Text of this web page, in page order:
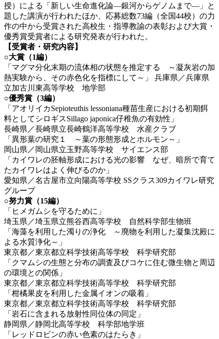
授）による「新しい生命進化論―銀河からゲノムまで―」と
題した講演が行われたほか、応募総数73編（全国44校）の力
作の中から受賞された高校生・指導教諭の表彰および大賞・
優秀賞受賞者による研究発表が行われた。
【受賞者・研究内容】
○大賞（1編）
「マグマ分化末期の流体相の状態を推定する ～凝灰岩の加
熱実験から、その赤色化を指標にして～」 兵庫県／兵庫県
立加古川東高等学校 地学部
○優秀賞（3編）
「アオリイカSepioteuthis lessoniana種苗生産における初期餌
料としてシロギスSillago japonica仔稚魚の有効性」
長崎県／長崎県立長崎鶴洋高等学校 水産クラブ
「異形葉の研究１ ～葉の形態形成とホルモン～」
岡山県／岡山県立玉野高等学校 サイエンス部
「カイワレの胚軸形成における光の影響 なぜ、暗所で育て
たカイワレはよく伸びるのか」
愛知県／名古屋市立向陽高等学校 SSクラス309カイワレ研究
グループ
○努力賞（15編）
「ヒメガムシを守るために」
埼玉県／埼玉県立熊谷西高等学校 自然科学部生物班
「海藻を利用した濁りの浄化 ～廃物を利用した凝集沈殿に
よる水質浄化～」
東京都／東京都立科学技術高等学校 科学研究部
「クマムシの生態と分布の調査及びコケに住む微生物と周辺
の環境との関係」
東京都／東京都立科学技術高等学校 科学研究部
「柑橘果皮を利用した金属イオンの吸着」
東京都／東京都立科学技術高等学校 科学研究部
「岩石に含まれる放射性同位体の同定」
静岡県／静岡北高等学校 科学部地学班
「レッドロビンの赤い色素のはたらき」